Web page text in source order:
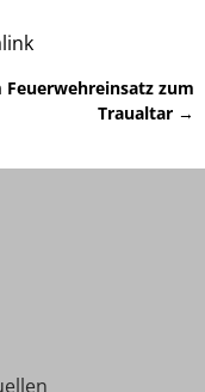
Feuerwehreinsatz zum
Traualtar →